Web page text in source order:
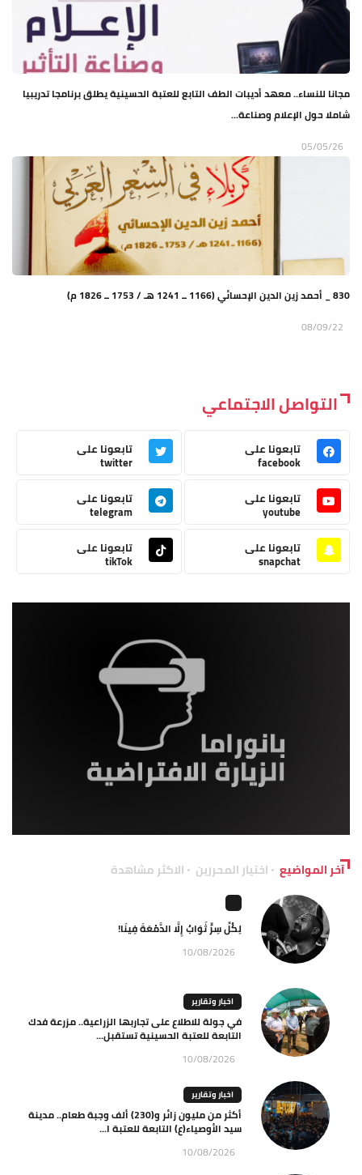
مجانا للنساء.. معهد أديبات الطف التابع للعتبة الحسينية يطلق برنامجا تدريبيا
شاملا حول الإعلام وصناعة...
05/05/26
830 _ أحمد زين الدين الإحسائي (1166 ــ 1241 هـ / 1753 ــ 1826 م)
08/09/22
التواصل الاجتماعي
تابعونا على
facebook
تابعونا على
twitter
تابعونا على
youtube
تابعونا على
telegram
تابعونا على
snapchat
تابعونا على
tikTok
آخر المواضيع اختيار المحررين الاكثر مشاهدة
لِكُلِّ سِرٍّ ثَوَابٌ إِلَّا الدَّمْعَةَ فِينَا!
10/08/2026
اخبار وتقارير
في جولة للاطلاع على تجاربها الزراعية.. مزرعة فدك
التابعة للعتبة الحسينية تستقبل...
10/08/2026
اخبار وتقارير
أكثر من مليون زائر و(230) ألف وجبة طعام.. مدينة
سيد الأوصياء(ع) التابعة للعتبة ا...
10/08/2026